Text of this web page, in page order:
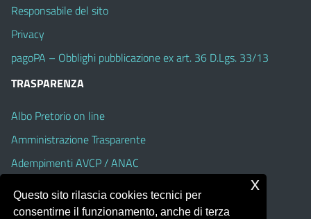
Responsabile del sito
Privacy
pagoPA – Obblighi pubblicazione ex art. 36 D.Lgs. 33/13
TRASPARENZA
Albo Pretorio on line
Amministrazione Trasparente
Adempimenti AVCP / ANAC
Accesso Civico
Dichiarazione di accessibilità
Questo sito rilascia cookies tecnici per
consentirne il funzionamento, anche di terza
x